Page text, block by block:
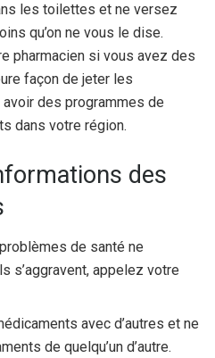
les toilettes et ne versez
qu’on ne vous le dise.
pharmacien si vous avez des
façon de jeter les
des programmes de
dans votre région.
des
de santé ne
s’aggravent, appelez votre
avec d’autres et ne
de quelqu’un d’autre.